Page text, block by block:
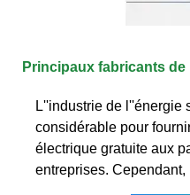
Principaux fabricants
L''industrie de l''énergie
considérable pour
électrique gratuite aux
entreprises. Cependant,